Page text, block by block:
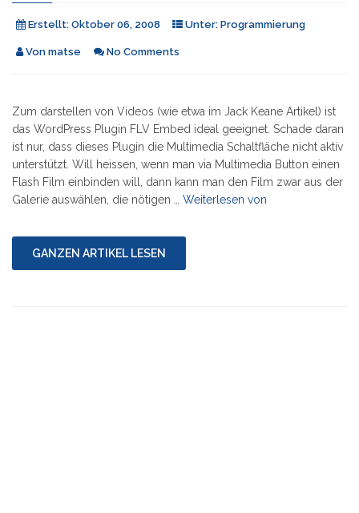
Erstellt: Oktober 06, 2008 Unter: Programmierung
Von matse No Comments
Zum darstellen von Videos (wie etwa im Jack Keane Artikel) ist
das WordPress Plugin FLV Embed ideal geeignet. Schade daran
ist nur, dass dieses Plugin die Multimedia Schaltfläche nicht aktiv
unterstützt. Will heissen, wenn man via Multimedia Button einen
Flash Film einbinden will, dann kann man den Film zwar aus der
Galerie auswählen, die nötigen … Weiterlesen von
GANZEN ARTIKEL LESEN